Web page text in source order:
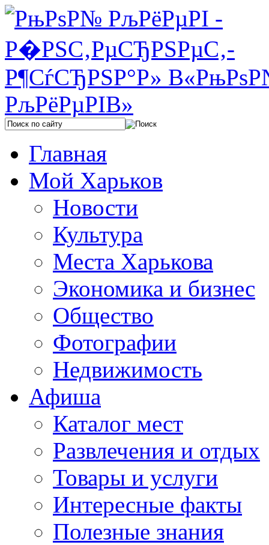
Главная
Мой Харьков
Новости
Культура
Места Харькова
Экономика и бизнес
Общество
Фотографии
Недвижимость
Афиша
Каталог мест
Развлечения и отдых
Товары и услуги
Интересные факты
Полезные знания